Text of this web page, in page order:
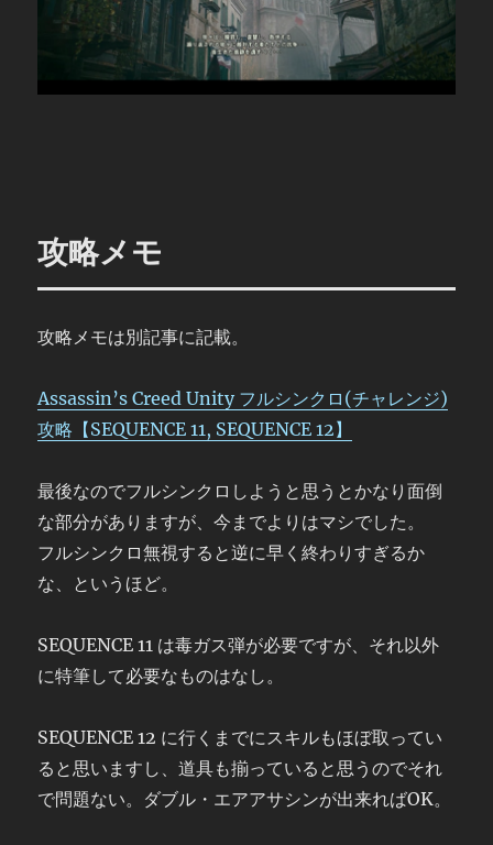
攻略メモ
攻略メモは別記事に記載。
Assassin’s Creed Unity フルシンクロ(チャレンジ)
攻略【SEQUENCE 11, SEQUENCE 12】
最後なのでフルシンクロしようと思うとかなり面倒
な部分がありますが、今までよりはマシでした。
フルシンクロ無視すると逆に早く終わりすぎるか
な、というほど。
SEQUENCE 11 は毒ガス弾が必要ですが、それ以外
に特筆して必要なものはなし。
SEQUENCE 12 に行くまでにスキルもほぼ取ってい
ると思いますし、道具も揃っていると思うのでそれ
で問題ない。ダブル・エアアサシンが出来ればOK。